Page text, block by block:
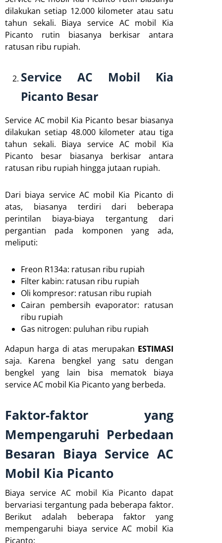
dilakukan setiap 12.000 kilometer atau satu
tahun sekali. Biaya service AC mobil Kia
Picanto rutin biasanya berkisar antara
ratusan ribu rupiah.
Service AC Mobil Kia
Picanto Besar
Service AC mobil Kia Picanto besar biasanya
dilakukan setiap 48.000 kilometer atau tiga
tahun sekali. Biaya service AC mobil Kia
Picanto besar biasanya berkisar antara
ratusan ribu rupiah hingga jutaan rupiah.
Dari biaya service AC mobil Kia Picanto di
atas, biasanya terdiri dari beberapa
perintilan biaya-biaya tergantung dari
pergantian pada komponen yang ada,
meliputi:
Freon R134a: ratusan ribu rupiah
Filter kabin: ratusan ribu rupiah
Oli kompresor: ratusan ribu rupiah
Cairan pembersih evaporator: ratusan
ribu rupiah
Gas nitrogen: puluhan ribu rupiah
Adapun harga di atas merupakan ESTIMASI
saja. Karena bengkel yang satu dengan
bengkel yang lain bisa mematok biaya
service AC mobil Kia Picanto yang berbeda.
Faktor-faktor yang
Mempengaruhi Perbedaan
Besaran Biaya Service AC
Mobil Kia Picanto
Biaya service AC mobil Kia Picanto dapat
bervariasi tergantung pada beberapa faktor.
Berikut adalah beberapa faktor yang
mempengaruhi biaya service AC mobil Kia
Picanto: